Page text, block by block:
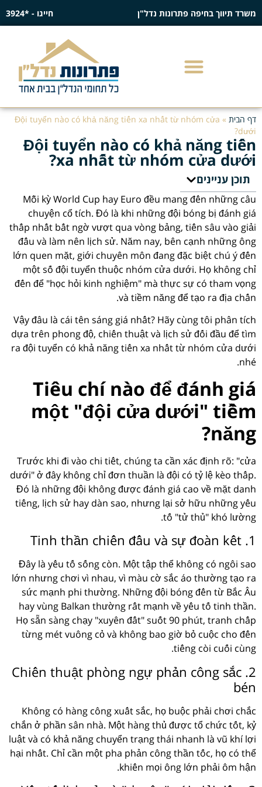
משרד תיווך בחיפה פתרונות נדל"ן חייגו - *3924
דף הבית »
Đội tuyển nào có khả năng tiến xa nhất từ nhóm cửa
dưới?
Đội tuyển nào có khả năng tiến
xa nhất từ nhóm cửa dưới?
תוכן עניינים
Mỗi kỳ World Cup hay Euro đều mang đến những câu
chuyện cổ tích. Đó là khi những đội bóng bị đánh giá
thấp nhất bất ngờ vượt qua vòng bảng, tiến sâu vào giải
đấu và làm nên lịch sử. Năm nay, bên cạnh những ông
lớn quen mặt, giới chuyên môn đang đặc biệt chú ý đến
một số đội tuyển thuộc nhóm cửa dưới. Họ không chỉ
đến để "học hỏi kinh nghiệm" mà thực sự có tham vọng
và tiềm năng để tạo ra địa chấn.
Vậy đâu là cái tên sáng giá nhất? Hãy cùng tôi phân tích
dựa trên phong độ, chiến thuật và lịch sử đối đầu để tìm
ra đội tuyển có khả năng tiến xa nhất từ nhóm cửa dưới
nhé.
Tiêu chí nào để đánh giá
một "đội cửa dưới" tiềm
năng?
Trước khi đi vào chi tiết, chúng ta cần xác định rõ: "cửa
dưới" ở đây không chỉ đơn thuần là đội có tỷ lệ kèo thấp.
Đó là những đội không được đánh giá cao về mặt danh
tiếng, lịch sử hay dàn sao, nhưng lại sở hữu những yếu
tố "tử thủ" khó lường.
1. Tinh thần chiến đấu và sự đoàn kết
Đây là yếu tố sống còn. Một tập thể không có ngôi sao
lớn nhưng chơi vì nhau, vì màu cờ sắc áo thường tạo ra
sức mạnh phi thường. Những đội bóng đến từ Bắc Âu
hay vùng Balkan thường rất mạnh về yếu tố tinh thần.
Họ sẵn sàng chạy "xuyên đất" suốt 90 phút, tranh chấp
từng mét vuông cỏ và không bao giờ bỏ cuộc cho đến
tiếng còi cuối cùng.
2. Chiến thuật phòng ngự phản công sắc
bén
Không có hàng công xuất sắc, họ buộc phải chơi chắc
chắn ở phần sân nhà. Một hàng thủ được tổ chức tốt, kỷ
luật và có khả năng chuyển trạng thái nhanh là vũ khí lợi
hại nhất. Chỉ cần một pha phản công thần tốc, họ có thể
khiến mọi ông lớn phải ôm hận.